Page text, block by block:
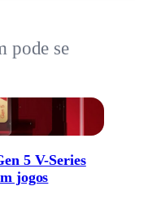
pode se
5 V-Series
jogos